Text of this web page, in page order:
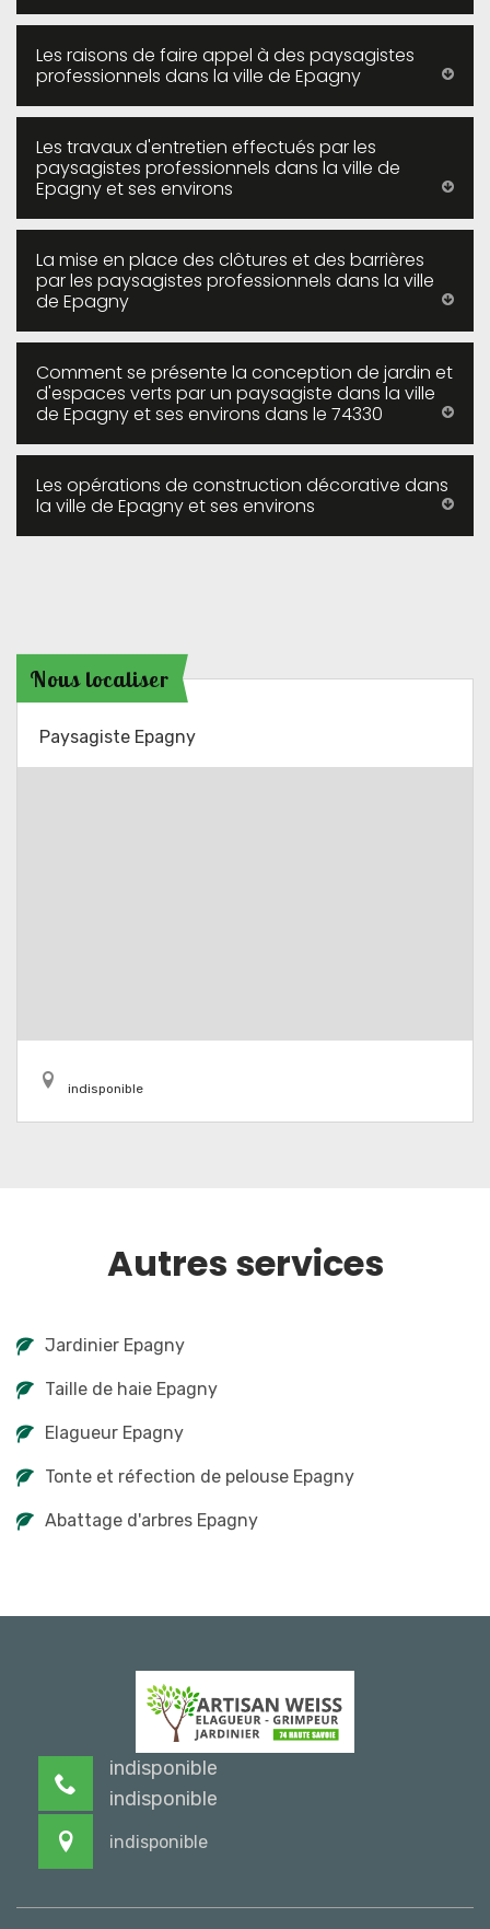
Les raisons de faire appel à des paysagistes
professionnels dans la ville de Epagny
Les travaux d'entretien effectués par les
paysagistes professionnels dans la ville de
Epagny et ses environs
La mise en place des clôtures et des barrières
par les paysagistes professionnels dans la ville
de Epagny
Comment se présente la conception de jardin et
d'espaces verts par un paysagiste dans la ville
de Epagny et ses environs dans le 74330
Les opérations de construction décorative dans
la ville de Epagny et ses environs
Nous localiser
Paysagiste Epagny
indisponible
Autres services
Jardinier Epagny
Taille de haie Epagny
Elagueur Epagny
Tonte et réfection de pelouse Epagny
Abattage d'arbres Epagny
indisponible
indisponible
indisponible